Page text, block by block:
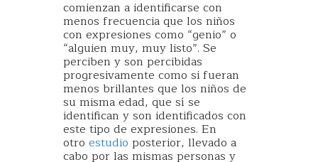
comienzan a identificarse con
menos frecuencia que los niños
con expresiones como “genio” o
“alguien muy, muy listo”. Se
perciben y son percibidas
progresivamente como si fueran
menos brillantes que los niños de
su misma edad, que sí se
identifican y son identificados con
este tipo de expresiones. En
otro estudio posterior, llevado a
cabo por las mismas personas y